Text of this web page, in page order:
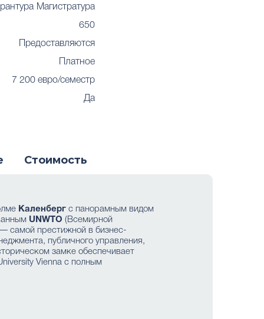
Магистратура
650
Предоставляются
Платное
7 200 евро/семестр
Да
Стоимость
Каленберг с панорамным видом
UNWTO (Всемирной
самой престижной в бизнес-
публичного управления,
замке обеспечивает
Vienna с полным